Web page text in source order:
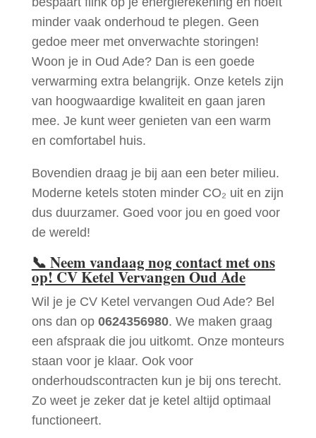
minder vaak onderhoud te plegen. Geen
gedoe meer met onverwachte storingen!
Woon je in Oud Ade? Dan is een goede
verwarming extra belangrijk. Onze ketels zijn
van hoogwaardige kwaliteit en gaan jaren
mee. Je kunt weer genieten van een warm
en comfortabel huis.
Bovendien draag je bij aan een beter milieu.
Moderne ketels stoten minder CO₂ uit en zijn
dus duurzamer. Goed voor jou en goed voor
de wereld!
📞 Neem vandaag nog contact met ons
op! CV Ketel Vervangen Oud Ade
Wil je je CV Ketel vervangen Oud Ade? Bel
ons dan op 0624356980. We maken graag
een afspraak die jou uitkomt. Onze monteurs
staan voor je klaar. Ook voor
onderhoudscontracten kun je bij ons terecht.
Zo weet je zeker dat je ketel altijd optimaal
functioneert.